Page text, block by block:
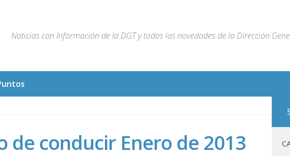
Noticias con Información de la DGT y todas las novedades de la Dirección
conducir Enero de 2013